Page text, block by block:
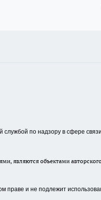
службой по надзору в сфере
являются объектами
праве и не подлежит